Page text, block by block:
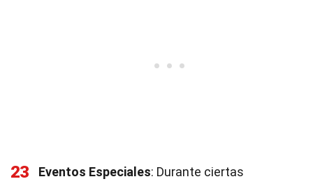
23 Eventos Especiales: Durante ciertas